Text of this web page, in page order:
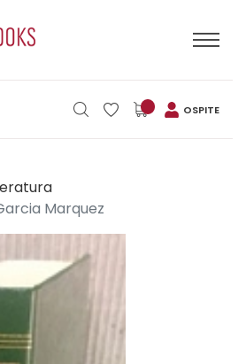
OSPITE
Marquez